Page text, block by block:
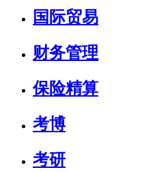
国际贸易
财务管理
保险精算
考博
考研